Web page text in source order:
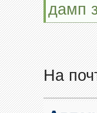
дамп
На